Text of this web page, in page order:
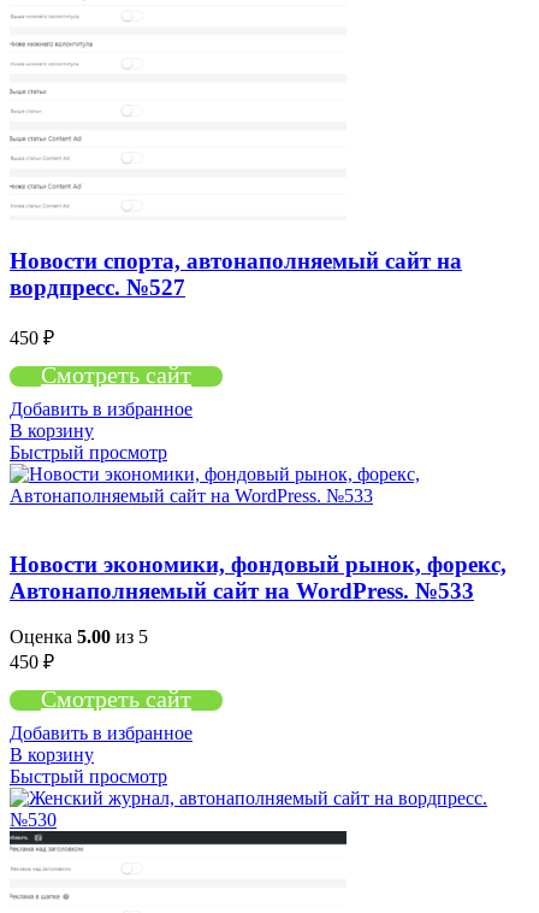
Новости спорта, автонаполняемый сайт на
вордпресс. №527
450 ₽
Смотреть сайт
Добавить в избранное
В корзину
Быстрый просмотр
Новости экономики, фондовый рынок, форекс,
Автонаполняемый сайт на WordPress. №533
Оценка 5.00 из 5
450 ₽
Смотреть сайт
Добавить в избранное
В корзину
Быстрый просмотр